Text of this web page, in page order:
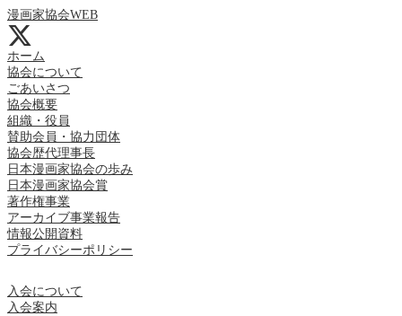
漫画家協会WEB
ホーム
協会について
ごあいさつ
協会概要
組織・役員
賛助会員・協力団体
協会歴代理事長
日本漫画家協会の歩み
日本漫画家協会賞
著作権事業
アーカイブ事業報告
情報公開資料
プライバシーポリシー
入会について
入会案内